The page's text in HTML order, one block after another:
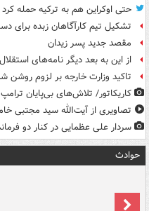
حتی اوکراین هم به ترکیه حمله کرد
تشکیل تیم کارآگاهان زبده برای
مقصد جدید پسر زیدان
از این به بعد دیگر نامه‌های
تاکید وزارت خارجه بر لزوم روشن
کاریکاتور/ تلاش‌های بی‌پایان ترامپ
تصاویری از آیت‌الله سید مجتبی
سردار علی عظمایی در کنار دو
حوادث